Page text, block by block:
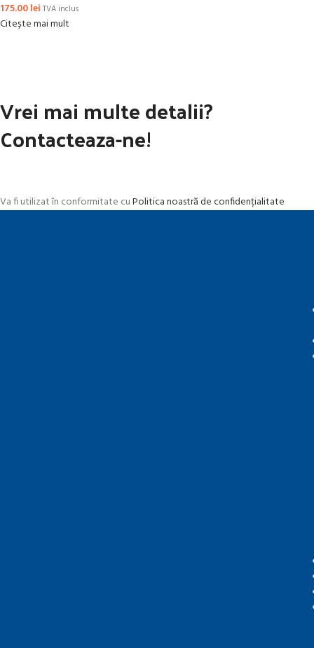
175.00lei TVA inclus
Citește mai mult
Vrei mai multe detalii?
Contacteaza-ne!
Va fi utilizat în conformitate cuPolitica noastră de confidențialitate